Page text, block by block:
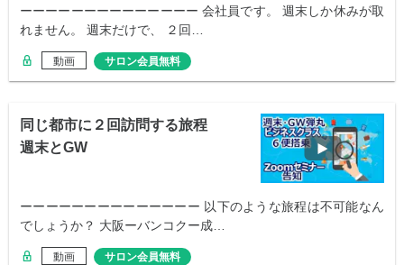
ーーーーーーーーーーーーーー 会社員です。 週末しか休みが取
れません。 週末だけで、 ２回…
動画 サロン会員無料
同じ都市に２回訪問する旅程
週末とGW
ーーーーーーーーーーーーーー 以下のような旅程は不可能なん
でしょうか？ 大阪ーバンコクー成…
動画 サロン会員無料